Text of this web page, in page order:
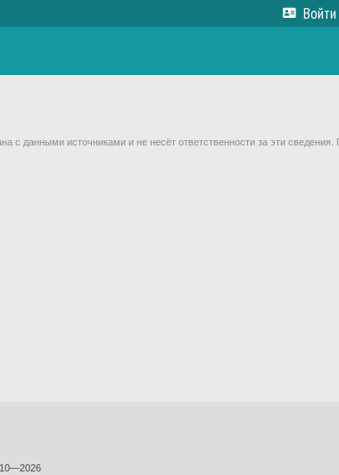
Войти
с данными источниками и не несёт ответственности за эти